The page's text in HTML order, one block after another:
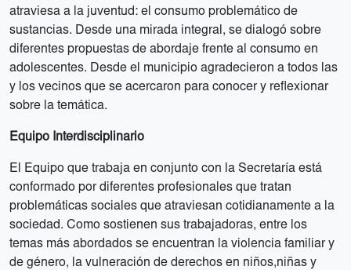
atraviesa a la juventud: el consumo problemático de
sustancias. Desde una mirada integral, se dialogó sobre
diferentes propuestas de abordaje frente al consumo en
adolescentes. Desde el municipio agradecieron a todos las
y los vecinos que se acercaron para conocer y reflexionar
sobre la temática.
Equipo Interdisciplinario
El Equipo que trabaja en conjunto con la Secretaría está
conformado por diferentes profesionales que tratan
problemáticas sociales que atraviesan cotidianamente a la
sociedad. Como sostienen sus trabajadoras, entre los
temas más abordados se encuentran la violencia familiar y
de género, la vulneración de derechos en niños,niñas y